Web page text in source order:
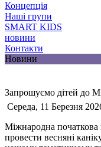
Концепція
Наші групи
SMART KIDS
новини
Контакти
Новини
Запрошуємо дітей до
Середа, 11 Березня
Міжнародна
провести весняні